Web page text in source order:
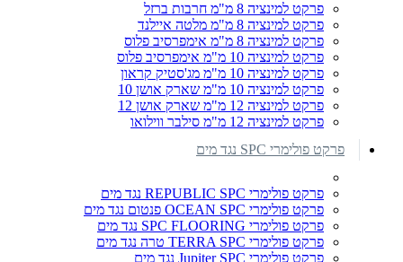
פרקט למינציה 8 מ"מ חרבות ברזל
פרקט למינציה 8 מ"מ מלטה איילנד
פרקט למינציה 8 מ"מ אימפרסיב פלוס
פרקט למינציה 10 מ"מ אימפרסיב פלוס
פרקט למינציה 10 מ"מ מג'סטיק קראון
פרקט למינציה 10 מ"מ שארק אושן 10
פרקט למינציה 12 מ"מ שארק אושן 12
פרקט למינציה 12 מ"מ סילבר ווילואו
פרקט פולימרי SPC נגד מים
פרקט פולימרי REPUBLIC SPC נגד מים
פרקט פולימרי OCEAN SPC פנטום נגד מים
פרקט פולימרי SPC FLOORING נגד מים
פרקט פולימרי TERRA SPC טרה נגד מים
פרקט פולימרי Jupiter SPC נגד מים